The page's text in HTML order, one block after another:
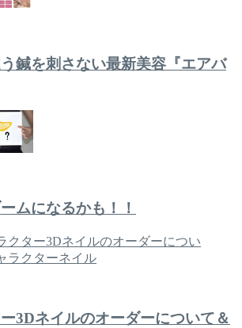
鍼を刺さない最新美容『エアバ
ムになるかも！！
3Dネイルのオーダーについて＆